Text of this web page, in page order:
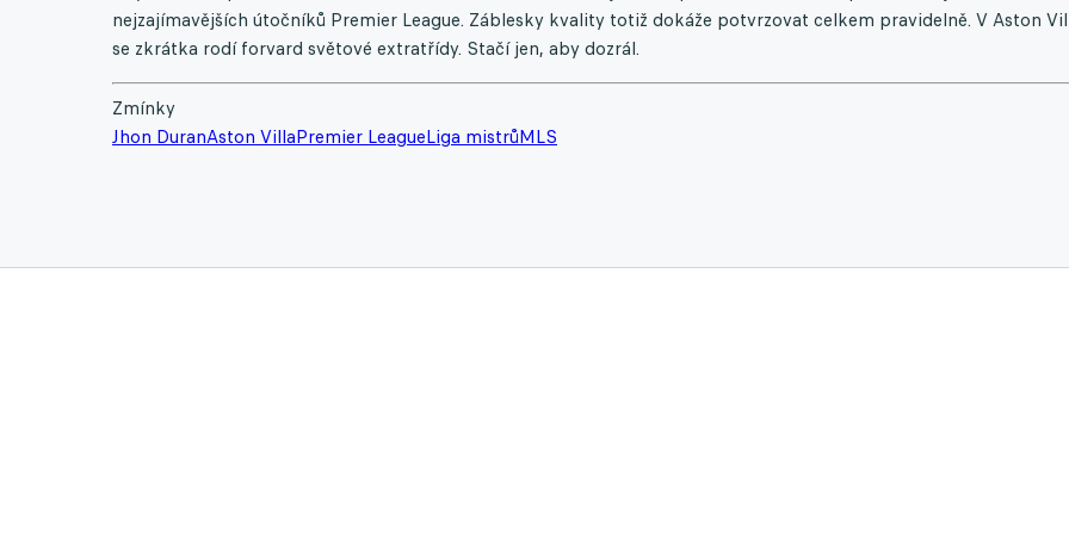
nejzajímavějších útočníků Premier League. Záblesky kvality totiž dokáže potvrzovat celkem pravidelně. V Aston
se zkrátka rodí forvard světové extratřídy. Stačí jen, aby dozrál.
Zmínky
Jhon DuranAston VillaPremier LeagueLiga mistrůMLS